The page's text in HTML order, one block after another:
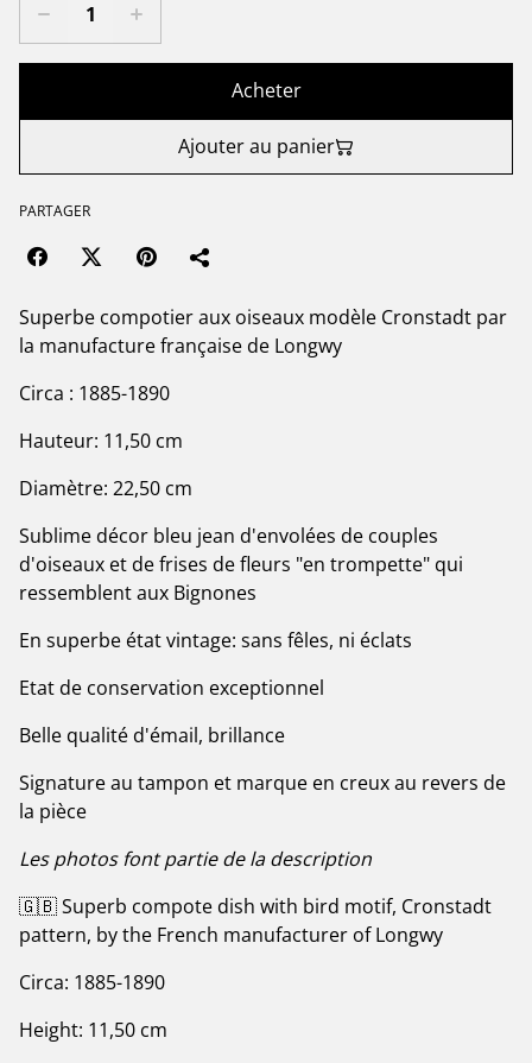
Acheter
Ajouter au panier
PARTAGER
Superbe compotier aux oiseaux modèle Cronstadt par
la manufacture française de Longwy
Circa : 1885-1890
Hauteur: 11,50 cm
Diamètre: 22,50 cm
Sublime décor bleu jean d'envolées de couples
d'oiseaux et de frises de fleurs "en trompette" qui
ressemblent aux Bignones
En superbe état vintage: sans fêles, ni éclats
Etat de conservation exceptionnel
Belle qualité d'émail, brillance
Signature au tampon et marque en creux au revers de
la pièce
Les photos font partie de la description
🇬🇧 Superb compote dish with bird motif, Cronstadt
pattern, by the French manufacturer of Longwy
Circa: 1885-1890
Height: 11,50 cm